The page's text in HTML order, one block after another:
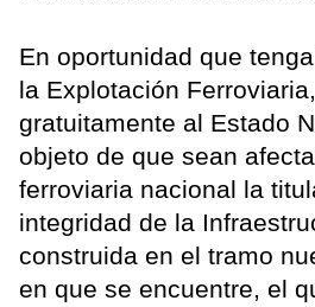
En oportunidad que
la Explotación
gratuitamente al Estado
objeto de que sean
ferroviaria nacional la
integridad de la
construida en el tramo
en que se encuentre, el